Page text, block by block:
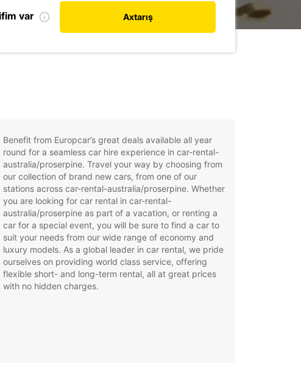
var Axtarış
Benefit from Europcar’s great deals available all year
round for a seamless car hire experience in car-rental-
australia/proserpine. Travel your way by choosing from
our collection of brand new cars, from one of our
stations across car-rental-australia/proserpine. Whether
you are looking for car rental in car-rental-
australia/proserpine as part of a vacation, or renting a
car for a special event, you will be sure to find a car to
suit your needs from our wide range of economy and
luxury models. As a global leader in car rental, we pride
ourselves on providing world class service, offering
flexible short- and long-term rental, all at great prices
with no hidden charges.